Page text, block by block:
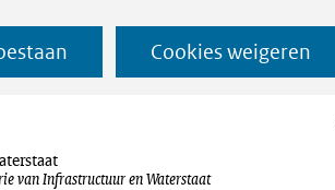
Cookies weigeren
van Infrastructuur en Waterstaat